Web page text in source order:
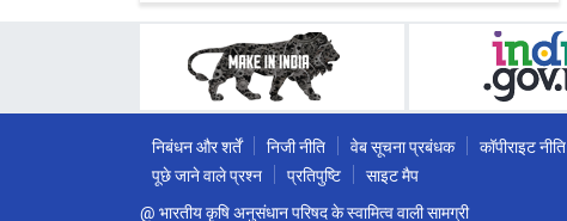
निबंधन और शर्तें निजी नीति वेब सूचना प्रबंधक कॉपीराइट नीति
पूछे जाने वाले प्रश्न
प्रतिपुष्टि
साइट मैप
@ भारतीय कृषि अनुसंधान परिषद के स्वामित्व वाली सामग्री